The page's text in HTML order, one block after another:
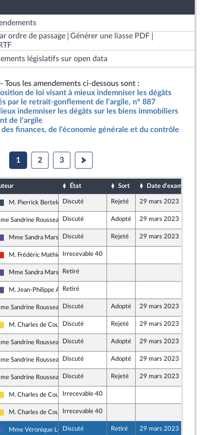
ordre de passage
Générer une liasse PDF
législatifs sur open data
Tous les amendements ci-dessous sont :
de loi visant à mieux indemniser les dégâts
par le retrait-gonflement de l’argile, n° 887
indemniser les dégâts sur les biens immobiliers
de l’argile
des finances, de l'économie générale et du contrôle
1 2 3
État Sort Date d'examen
Rassemblement National
M. Pierrick BertelootDiscuté Rejeté 29 mars 2023
Sandrine Rousseau, rapporteure
Discuté Adopté 29 mars 2023
Renaissance
Mme Sandra MarsaudDiscuté Rejeté 29 mars 2023
La France insoumise - Nouvelle Union Populaire écologique et sociale
M. Frédéric MathieuIrrecevable 40
Renaissance
Mme Sandra MarsaudRetiré
Renaissance
M. Jean-Philippe Ardouin
Retiré
Sandrine Rousseau, rapporteure
Discuté Adopté 29 mars 2023
Libertés, Indépendants, Outre-mer et Territoires
M. Charles de CoursonDiscuté Rejeté 29 mars 2023
Sandrine Rousseau, rapporteure
Discuté Adopté 29 mars 2023
Sandrine Rousseau, rapporteure
Discuté Adopté 29 mars 2023
Sandrine Rousseau, rapporteure
Discuté Rejeté 29 mars 2023
Libertés, Indépendants, Outre-mer et Territoires
M. Charles de CoursonIrrecevable 40
Libertés, Indépendants, Outre-mer et Territoires
M. Charles de CoursonIrrecevable 40
Les Républicains
Mme Véronique Louwagie
Discuté Retiré 29 mars 2023